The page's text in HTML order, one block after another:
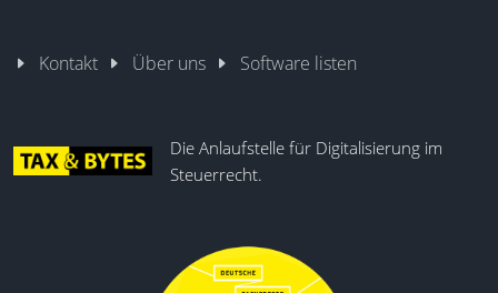
Kontakt Über uns Software listen
Die Anlaufstelle für Digitalisierung im
Steuerrecht.